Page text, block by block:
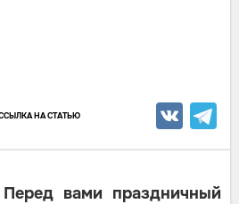
НА СТАТЬЮ
вами праздничный